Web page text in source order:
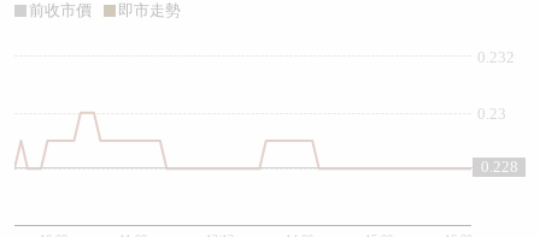
前收市價 即市走勢
0.228
0.23
0.232
0.228